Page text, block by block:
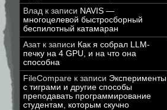
Влад к записи NAVIS —
многоцелевой быстросборный
беспилотный катамаран
Азатк записи Как я собрал LLM-
печку на 4 GPU, и на что она
способна
FileCompare к записи Эксперименты
с тиграми и другие способы
преподавать программирование
студентам, которым скучно